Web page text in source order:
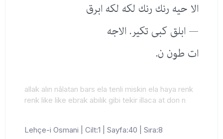
الا حیه رنك رنك لكه لكه ابرق
— ابلق كبی تكیر. الاجه
ات طون ن.
allak alın nâlatan bars ela tenli miskin ela haya renk
renk like like ebrak abılık gibi tekir illaca at don n
Lehçe-i Osmani | Cilt:1 | Sayfa:40 | Sıra:8